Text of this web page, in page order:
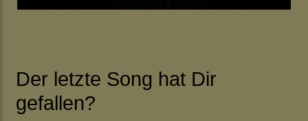
Der letzte Song hat Dir
gefallen?